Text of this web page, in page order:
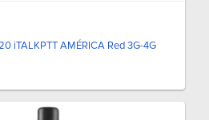
iTALKPTT AMÉRICA Red 3G-4G